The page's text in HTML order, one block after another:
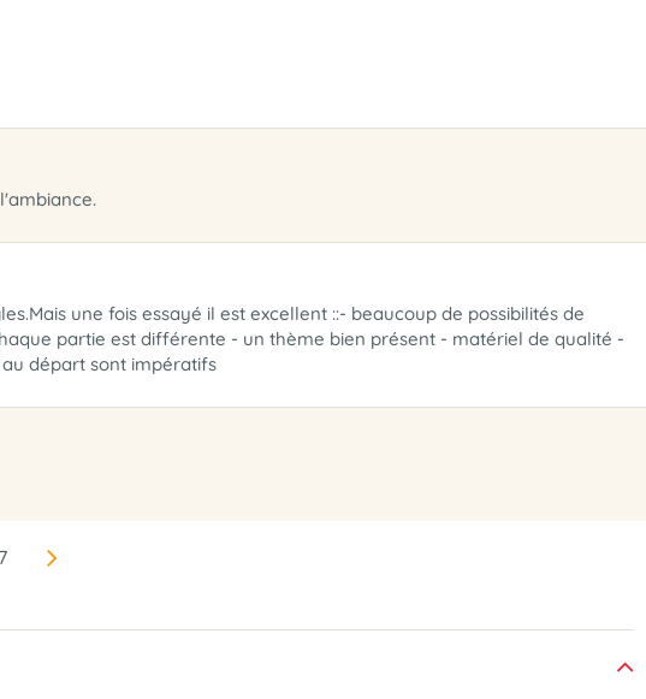
une fois essayé il est excellent ::- beaucoup de possibilités de
partie est différente - un thème bien présent - matériel de qualité -
départ sont impératifs
7